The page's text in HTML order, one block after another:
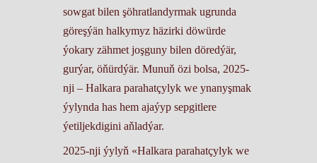
sowgat bilen şöhratlandyrmak ugrunda
göreşýän halkymyz häzirki döwürde
ýokary zähmet joşguny bilen döredýär,
gurýar, öňürdýär. Munuň özi bolsa, 2025-
nji – Halkara parahatçylyk we ynanyşmak
ýylynda has hem ajaýyp sepgitlere
ýetiljekdigini aňladýar.
2025-nji ýylyň «Halkara parahatçylyk we